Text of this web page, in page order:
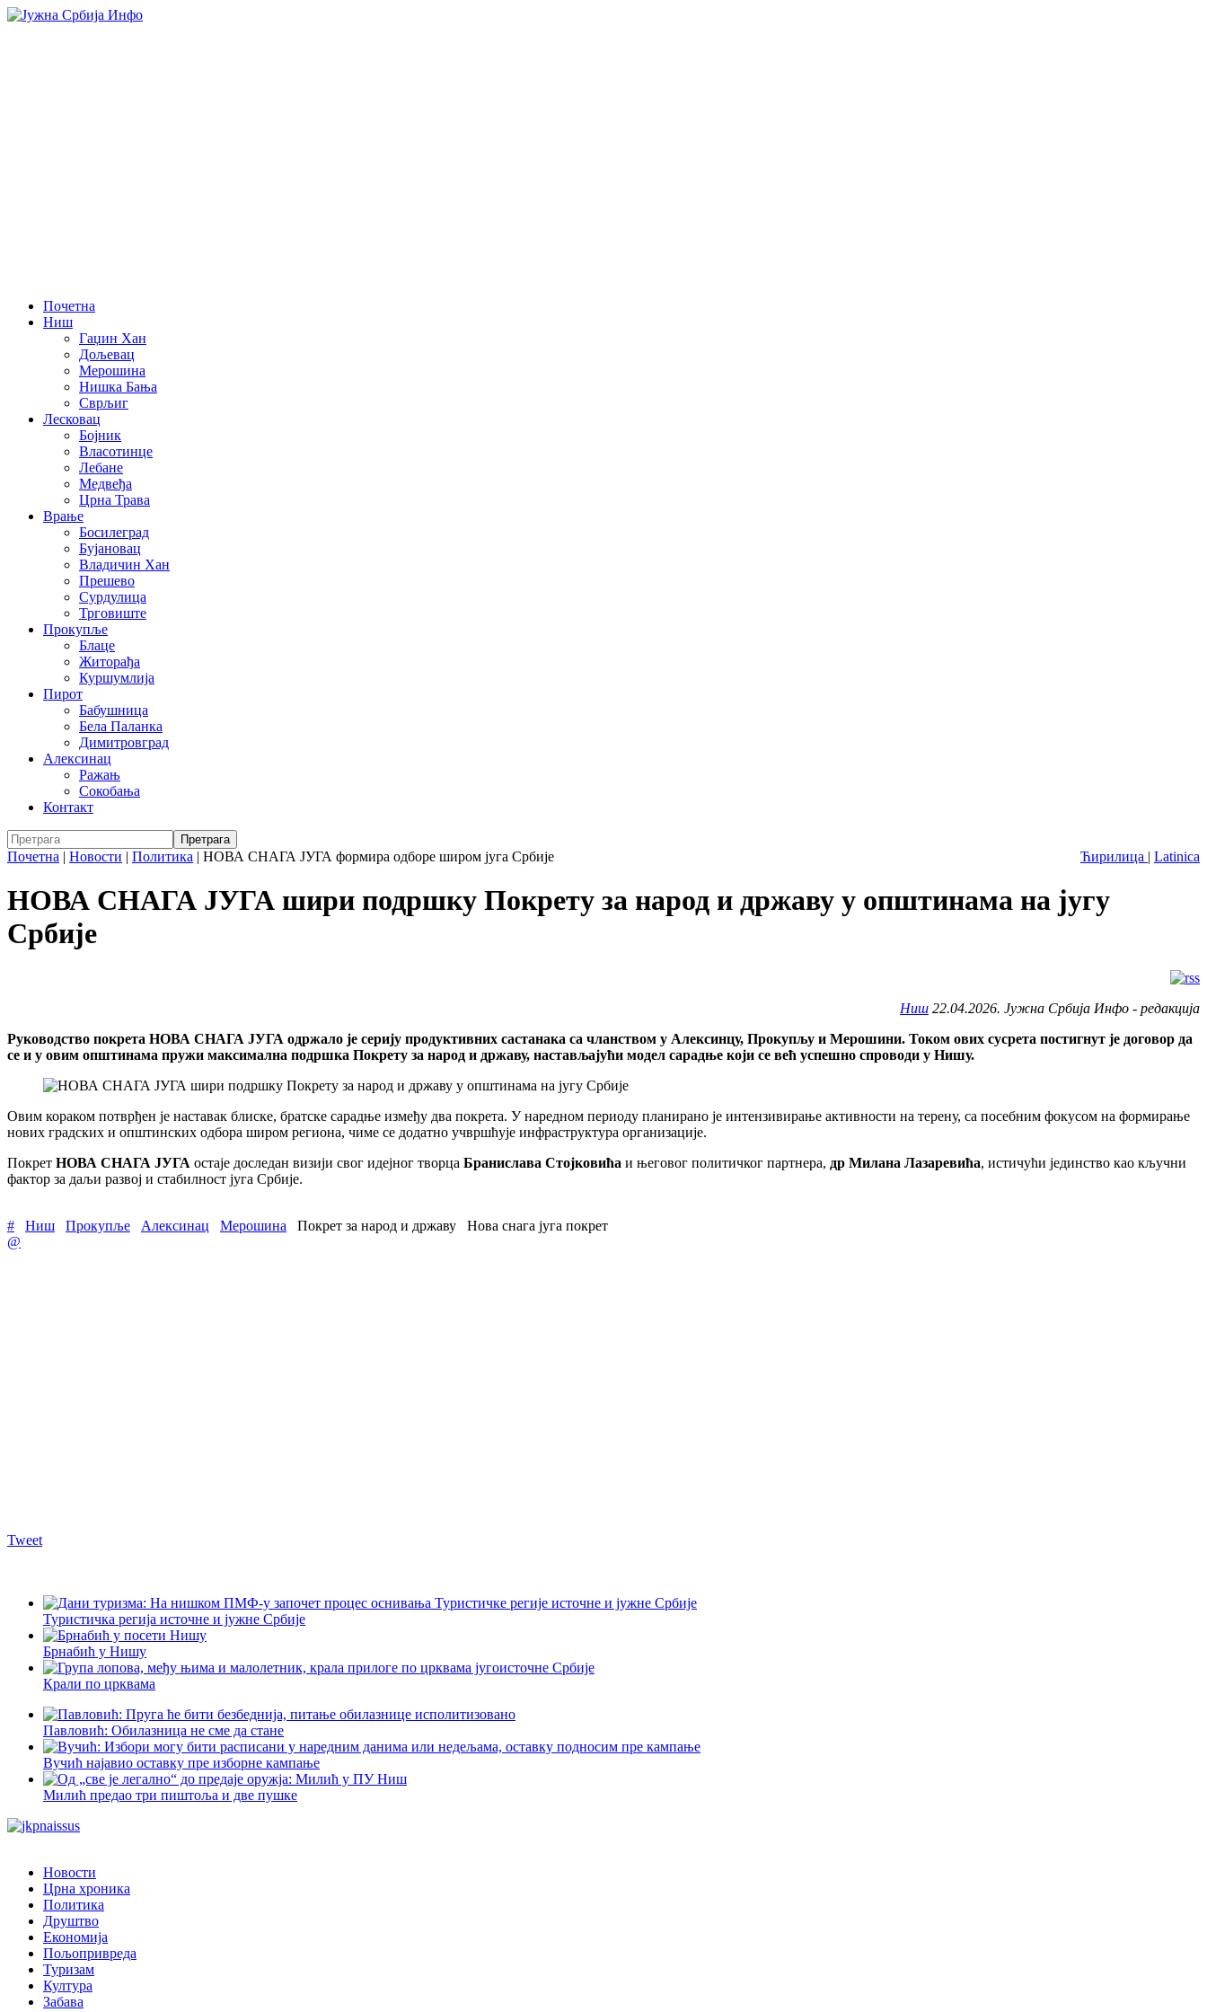
Почетна
Ниш
Гаџин Хан
Дољевац
Мерошина
Нишка Бања
Сврљиг
Лесковац
Бојник
Власотинце
Лебане
Медвеђа
Црна Трава
Врање
Босилеград
Бујановац
Владичин Хан
Прешево
Сурдулица
Трговиште
Прокупље
Блаце
Житорађа
Куршумлија
Пирот
Бабушница
Бела Паланка
Димитровград
Алексинац
Ражањ
Сокобања
Контакт
Ћирилица | Latinica
Почетна | Новости | Политика | НОВА СНАГА ЈУГА формира одборе широм југа Србије
НОВА СНАГА ЈУГА шири подршку Покрету за народ и државу у општинама на југу
Србије
Ниш 22.04.2026. Јужна Србија Инфо - редакција
Руководство покрета НОВА СНАГА ЈУГА одржало је серију продуктивних састанака са чланством у Алексинцу, Прокупљу и Мерошини. Током ових сусрета постигнут је договор да
се и у овим општинама пружи максимална подршка Покрету за народ и државу, настављајући модел сарадње који се већ успешно спроводи у Нишу.
Овим кораком потврђен је наставак блиске, братске сарадње између два покрета. У наредном периоду планирано је интензивирање активности на терену, са посебним фокусом на формирање
нових градских и општинских одбора широм региона, чиме се додатно учвршћује инфраструктура организације.
Покрет НОВА СНАГА ЈУГА остаје доследан визији свог идејног творца Бранислава Стојковића и његовог политичког партнера, др Милана Лазаревића, истичући јединство као кључни
фактор за даљи развој и стабилност југа Србије.
# Ниш Прокупље Алексинац Мерошина Покрет за народ и државу
Нова снага југа покрет
@
Tweet
Туристичка регија источне и јужне Србије
Брнабић у Нишу
Крали по црквама
Павловић: Обилазница не сме да стане
Вучић најавио оставку пре изборне кампање
Милић предао три пиштоља и две пушке
Новости
Црна хроника
Политика
Друштво
Економија
Пољопривреда
Туризам
Култура
Забава